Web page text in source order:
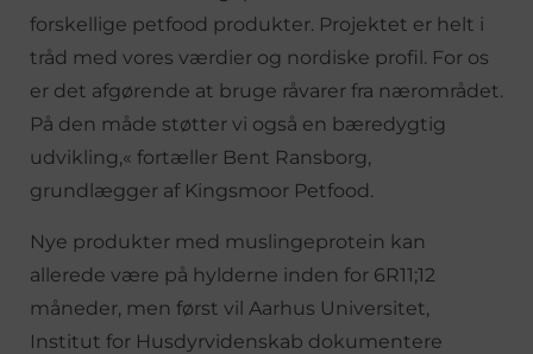
forskellige petfood produkter. Projektet er helt i
tråd med vores værdier og nordiske profil. For os
er det afgørende at bruge råvarer fra nærområdet.
På den måde støtter vi også en bæredygtig
udvikling,« fortæller Bent Ransborg,
grundlægger af Kingsmoor Petfood.
Nye produkter med muslingeprotein kan
allerede være på hylderne inden for 6R11;12
måneder, men først vil Aarhus Universitet,
Institut for Husdyrvidenskab dokumentere